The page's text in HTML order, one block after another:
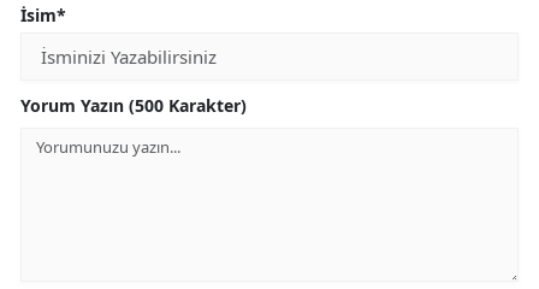
İsim*
Yorum Yazın (500 Karakter)